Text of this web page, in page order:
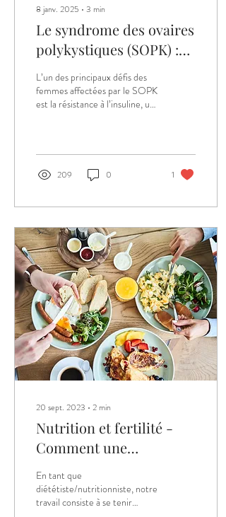
8 janv. 2025 ∙ 3 min
Le syndrome des ovaires
polykystiques (SOPK) :
Le rôle de l’alimentation
pour améliorer votre
fertilité
L’un des principaux défis des
femmes affectées par le SOPK
est la résistance à l’insuline, un
209 0 1
20 sept. 2023 ∙ 2 min
Nutrition et fertilité -
Comment une
nutritionniste peut vous
aider à optimiser votre
fertilité ?
En tant que
diététiste/nutritionniste, notre
travail consiste à se tenir